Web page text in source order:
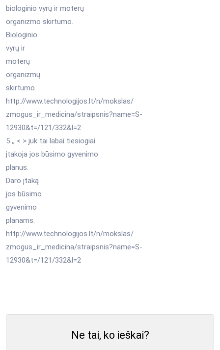
biologinio vyrų ir moterų
organizmo skirtumo.
Biologinio
vyrų ir
moterų
organizmų
skirtumo.
http://www.technologijos.lt/n/mokslas/
zmogus_ir_medicina/straipsnis?name=S-
12930&t=/121/332&l=2
5 ,, < > juk tai labai tiesiogiai
įtakoja jos būsimo gyvenimo
planus.
Daro įtaką
jos būsimo
gyvenimo
planams.
http://www.technologijos.lt/n/mokslas/
zmogus_ir_medicina/straipsnis?name=S-
12930&t=/121/332&l=2
Ne tai, ko ieškai?